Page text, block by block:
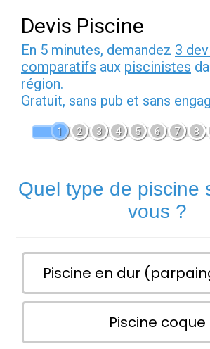
Devis Piscine
En 5 minutes, demandez 3
comparatifs aux piscinistes
région.
Gratuit, sans pub et sans
1 2 3 4 5 6 7 8
Quel type de piscine
vous ?
Piscine en dur
Piscine coque